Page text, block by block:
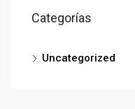
Categorías
Uncategorized